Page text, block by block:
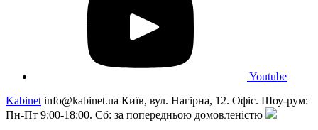
Youtube
Kabinet info@kabinet.ua Київ, вул. Нагірна, 12. Офіс. Шоу-рум:
Пн-Пт 9:00-18:00. Сб: за попередньою домовленістю